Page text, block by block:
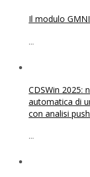
Il modulo
...
CDSWin 2025:
automatica di
con analisi
...